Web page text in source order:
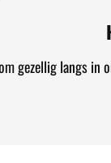
gezellig langs in